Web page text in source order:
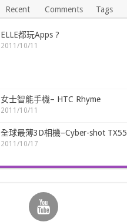
Recent Comments Tags
ELLE都玩Apps ?
2011/10/11
女士智能手機– HTC Rhyme
2011/10/11
全球最薄3D相機–Cyber-shot TX55
2011/10/17